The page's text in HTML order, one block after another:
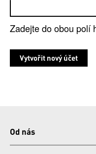
Zadejte do obou polí
Od nás